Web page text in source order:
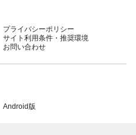
プライバシーポリシー
サイト利用条件・推奨環境
お問い合わせ
Android版